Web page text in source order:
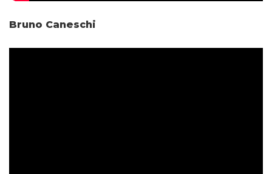
Bruno Caneschi